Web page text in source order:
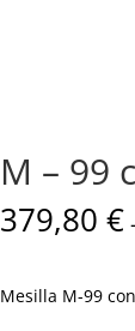
M – 99
379,80 €
Mesilla M-99